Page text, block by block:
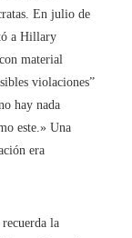
En julio de
a Hillary
material
violaciones”
hay nada
este.» Una
era
la